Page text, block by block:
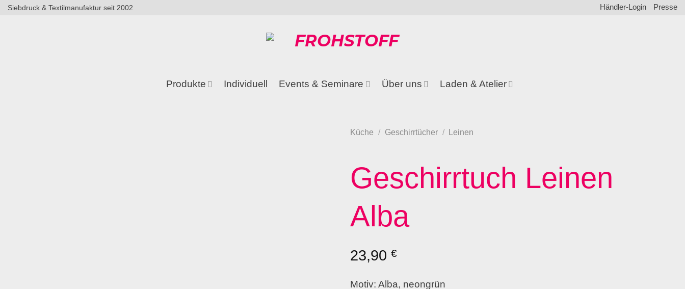
Zum
Siebdruck & Textilmanufaktur seit 2002 Händler-Login Presse
Produkte Individuell Events & Seminare Über uns Laden & Atelier
Küche / Geschirrtücher / Leinen
Geschirrtuch Leinen
Alba
23,90 €
Motiv: Alba, neongrün